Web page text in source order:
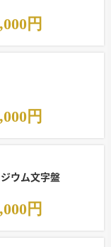
円
円
ウム文字盤
円